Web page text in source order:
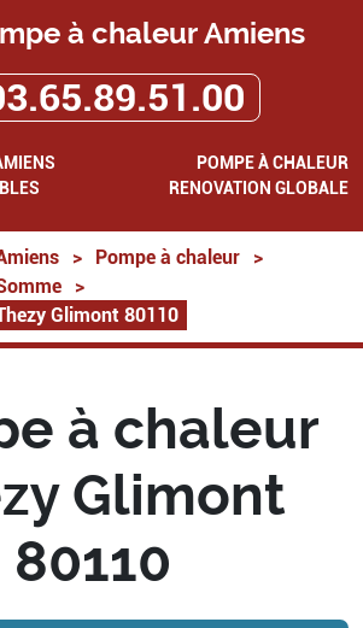
à chaleur Amiens
POMPE À CHALEUR
RENOVATION GLOBALE
> Pompe à chaleur
>
>
Glimont 80110
à chaleur
Glimont
80110